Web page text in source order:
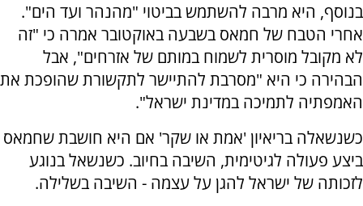
בנוסף, היא מרבה להשתמש בביטוי "מהנהר ועד הים".
אחרי הטבח של חמאס בשבעה באוקטובר אמרה כי "זה
לא מקובל מוסרית לשמוח במותם של אזרחים", אבל
הבהירה כי היא "מסרבת להתיישר לתקשורת שהופכת את
האמפתיה לתמיכה במדינת ישראל".
כשנשאלה בריאיון 'אמת או שקר' אם היא חושבת שחמאס
ביצע פעולה לגיטימית, השיבה בחיוב. כשנשאל בנוגע
לזכותה של ישראל להגן על עצמה - השיבה בשלילה.